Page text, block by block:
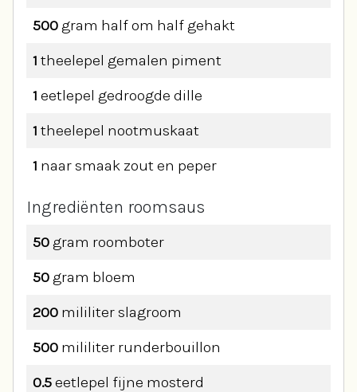
500 gram half om half gehakt
1 theelepel gemalen piment
1 eetlepel gedroogde dille
1 theelepel nootmuskaat
1 naar smaak zout en peper
Ingrediënten roomsaus
50 gram roomboter
50 gram bloem
200 mililiterslagroom
500 mililiter runderbouillon
0.5eetlepel fijne mosterd